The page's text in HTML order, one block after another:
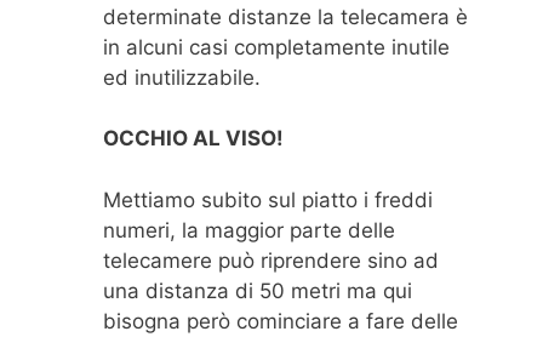
determinate distanze la telecamera è
in alcuni casi completamente inutile
ed inutilizzabile.
OCCHIO AL VISO!
Mettiamo subito sul piatto i freddi
numeri, la maggior parte delle
telecamere può riprendere sino ad
una distanza di 50 metri ma qui
bisogna però cominciare a fare delle